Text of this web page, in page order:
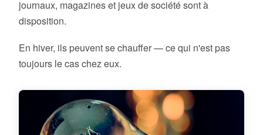
journaux, magazines et jeux de société sont à
disposition.
En hiver, ils peuvent se chauffer — ce qui n'est pas
toujours le cas chez eux.